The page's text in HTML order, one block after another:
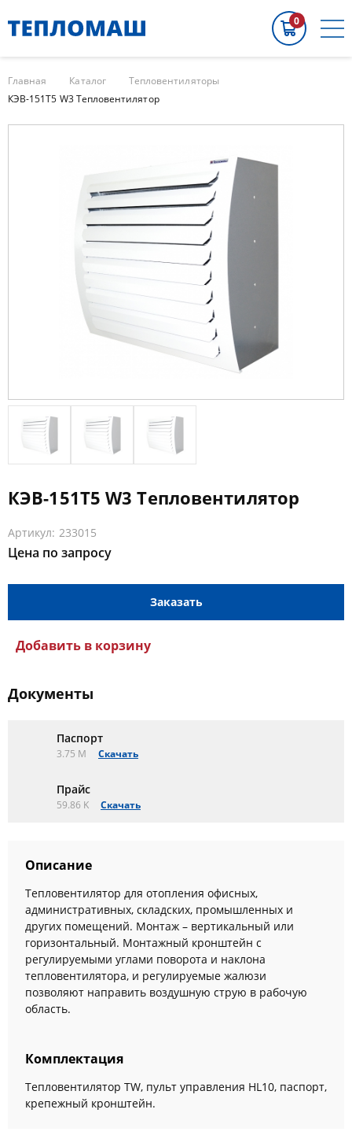
0
Главная Каталог
Тепловентиляторы
КЭВ-151Т5 W3 Тепловентилятор
КЭВ-151Т5 W3 Тепловентилятор
Артикул: 233015
Цена по запросу
Заказать
Добавить в корзину
Документы
Паспорт
3.75 M Скачать
Прайс
59.86 K Скачать
Описание
Тепловентилятор для отопления офисных,
административных, складских, промышленных и
других помещений. Монтаж – вертикальный или
горизонтальный. Монтажный кронштейн с
регулируемыми углами поворота и наклона
тепловентилятора, и регулируемые жалюзи
позволяют направить воздушную струю в рабочую
область.
Комплектация
Тепловентилятор TW, пульт управления HL10, паспорт,
крепежный кронштейн.